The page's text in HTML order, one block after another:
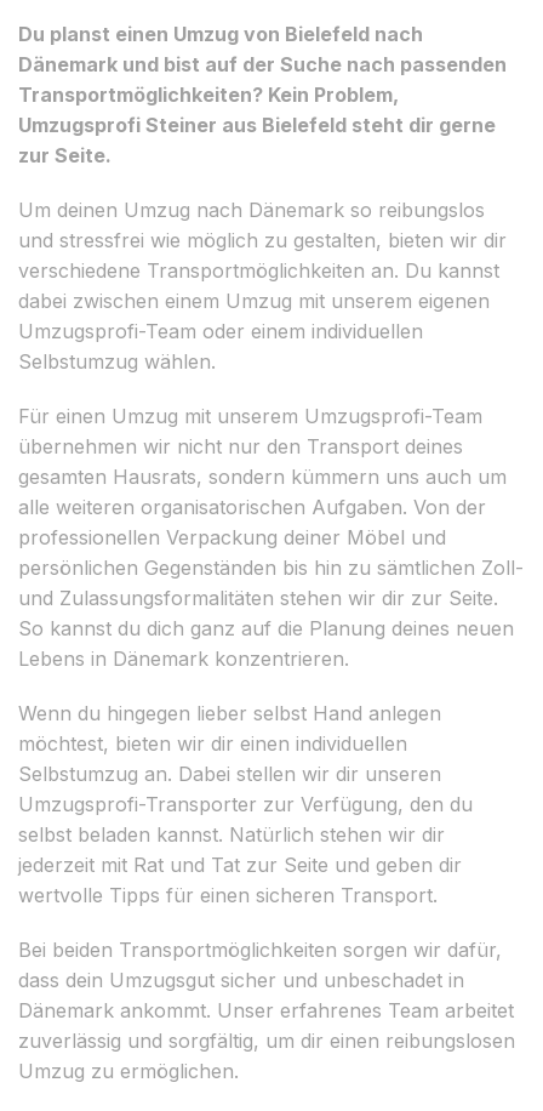
Du planst einen Umzug von Bielefeld nach
Dänemark und bist auf der Suche nach passenden
Transportmöglichkeiten? Kein Problem,
Umzugsprofi Steiner aus Bielefeld steht dir gerne
zur Seite.
Um deinen Umzug nach Dänemark so reibungslos
und stressfrei wie möglich zu gestalten, bieten wir dir
verschiedene Transportmöglichkeiten an. Du kannst
dabei zwischen einem Umzug mit unserem eigenen
Umzugsprofi-Team oder einem individuellen
Selbstumzug wählen.
Für einen Umzug mit unserem Umzugsprofi-Team
übernehmen wir nicht nur den Transport deines
gesamten Hausrats, sondern kümmern uns auch um
alle weiteren organisatorischen Aufgaben. Von der
professionellen Verpackung deiner Möbel und
persönlichen Gegenständen bis hin zu sämtlichen Zoll-
und Zulassungsformalitäten stehen wir dir zur Seite.
So kannst du dich ganz auf die Planung deines neuen
Lebens in Dänemark konzentrieren.
Wenn du hingegen lieber selbst Hand anlegen
möchtest, bieten wir dir einen individuellen
Selbstumzug an. Dabei stellen wir dir unseren
Umzugsprofi-Transporter zur Verfügung, den du
selbst beladen kannst. Natürlich stehen wir dir
jederzeit mit Rat und Tat zur Seite und geben dir
wertvolle Tipps für einen sicheren Transport.
Bei beiden Transportmöglichkeiten sorgen wir dafür,
dass dein Umzugsgut sicher und unbeschadet in
Dänemark ankommt. Unser erfahrenes Team arbeitet
zuverlässig und sorgfältig, um dir einen reibungslosen
Umzug zu ermöglichen.